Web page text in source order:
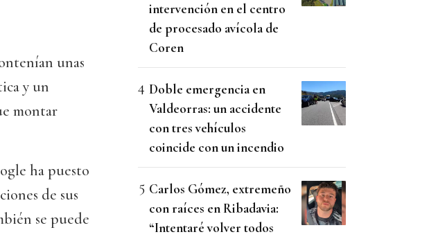
unas
y un
montar
ha puesto
de sus
se puede
intervención en el centro
de procesado avícola de
Coren
Doble emergencia en
Valdeorras: un accidente
con tres vehículos
coincide con un incendio
Carlos Gómez, extremeño
con raíces en Ribadavia:
“Intentaré volver todos